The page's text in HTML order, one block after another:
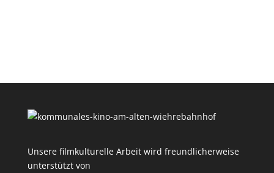
Unsere filmkulturelle Arbeit wird freundlicherweise
unterstützt von